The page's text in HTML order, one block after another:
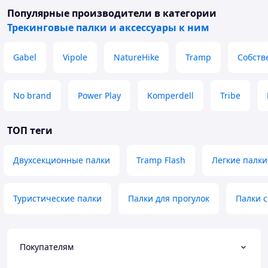
Популярные производители в категории
Трекинговые палки и аксессуары к ним
Gabel Vipole NatureHike Tramp
No brand Power Play Komperdell Tribe
ТОП теги
Двухсекционные палки Tramp Flash Легкие
Туристические палки Палки для прогулок Палки
Покупателям